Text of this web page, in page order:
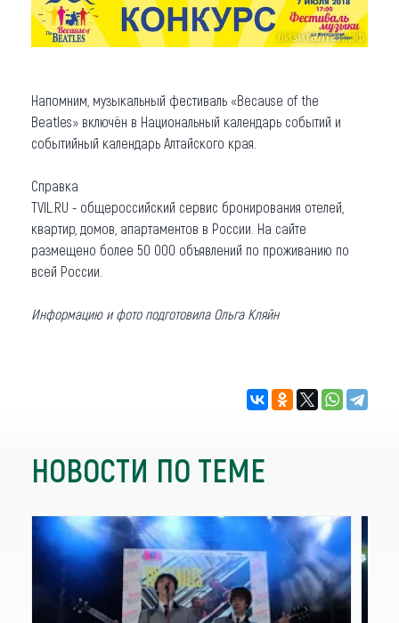
Напомним, музыкальный фестиваль «Because of the
Beatles» включён в Национальный календарь событий и
событийный календарь Алтайского края.
Справка
TVIL.RU - общероссийский сервис бронирования отелей,
квартир, домов, апартаментов в России. На сайте
размещено более 50 000 объявлений по проживанию по
всей России.
Информацию и фото подготовила Ольга Кляйн
НОВОСТИ ПО ТЕМЕ